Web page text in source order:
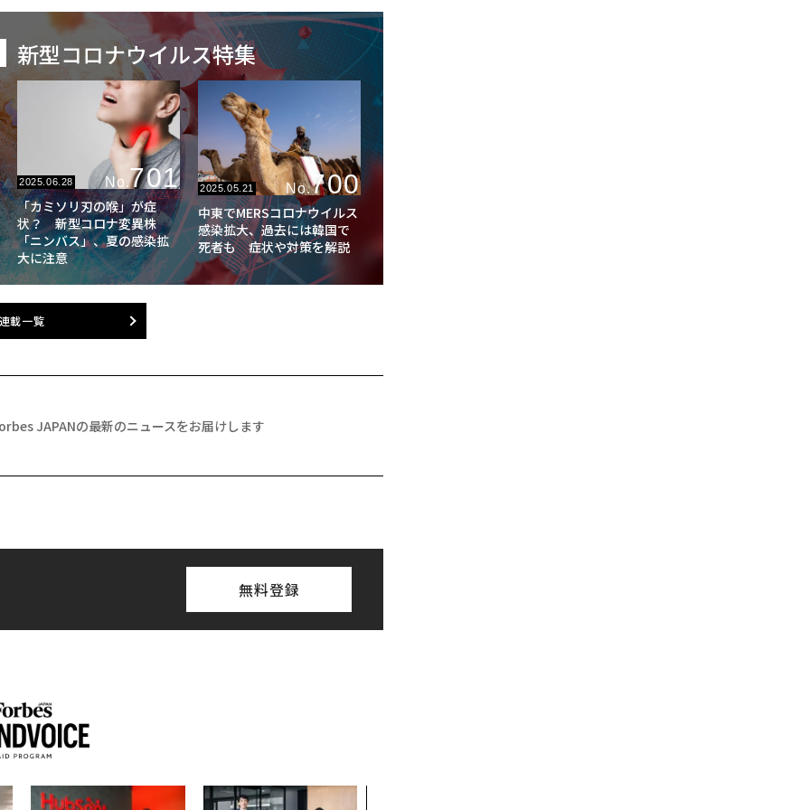
新型コロナウイルス特集
2025.06.28 No.701
「カミソリ刃の喉」が症
状？ 新型コロナ変異株
「ニンバス」、夏の感染拡
大に注意
2025.05.21 No.700
中東でMERSコロナウイルス
感染拡大、過去には韓国で
死者も 症状や対策を解説
載一覧
JAPANの最新のニュースをお届けします
無料登録